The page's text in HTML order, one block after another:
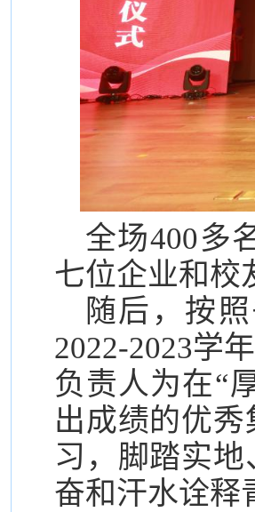
全场400多
七位企业和校
随后，按
2022-2023学
负责人为在“
出成绩的优
习，脚踏实
奋和汗水诠释